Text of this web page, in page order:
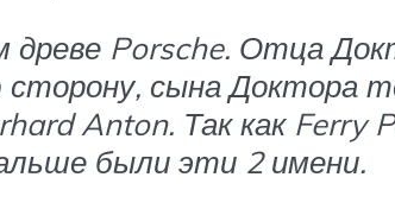
древе Porsche. Отца
сына Доктора
Anton. Так как
были эти 2 имени.